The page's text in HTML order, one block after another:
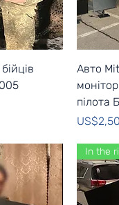
Авто
пілота
Price
In the